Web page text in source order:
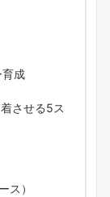
育成
させる5ス
ス）